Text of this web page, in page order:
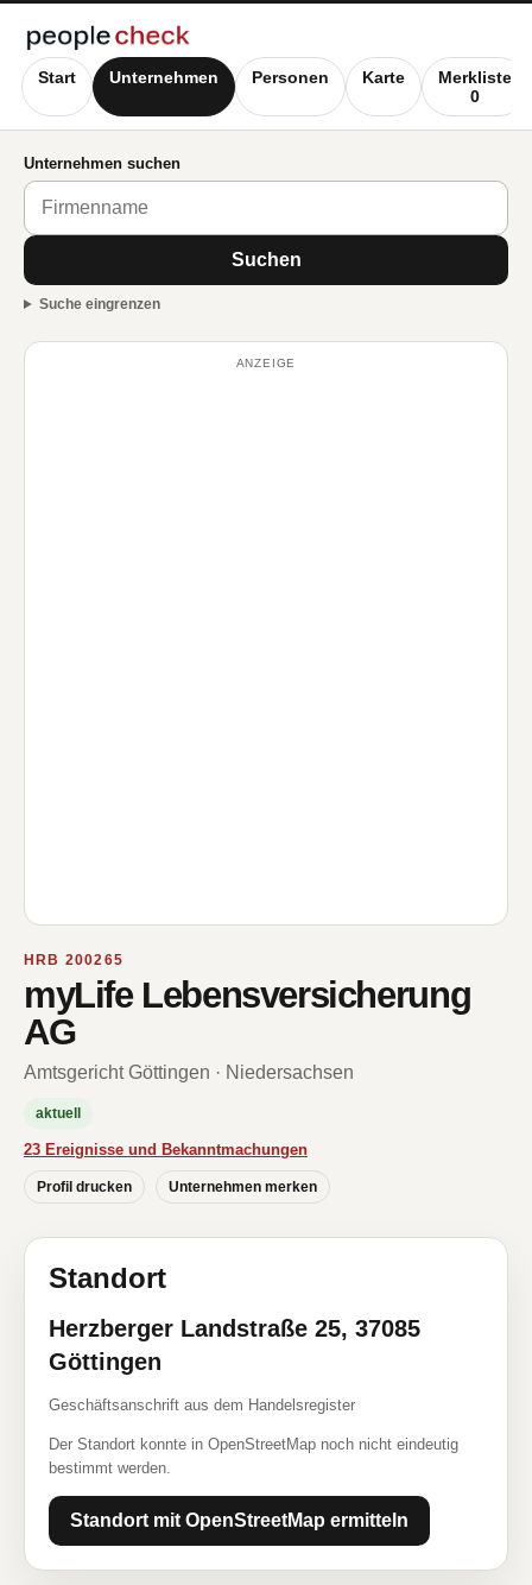
Start Unternehmen Personen Karte
Merkliste
0
Unternehmen suchen
Suchen
Suche eingrenzen
ANZEIGE
HRB 200265
myLife Lebensversicherung
AG
Amtsgericht Göttingen · Niedersachsen
aktuell
23 Ereignisse und Bekanntmachungen
Profil drucken Unternehmen merken
Standort
Herzberger Landstraße 25, 37085
Göttingen
Geschäftsanschrift aus dem Handelsregister
Der Standort konnte in OpenStreetMap noch nicht eindeutig
bestimmt werden.
Standort mit OpenStreetMap ermitteln